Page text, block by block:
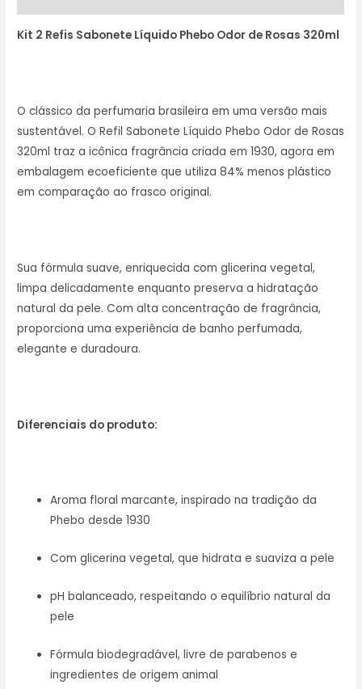
Kit 2 Refis Sabonete Líquido Phebo Odor de Rosas 320ml
O clássico da perfumaria brasileira em uma versão mais
sustentável. O Refil Sabonete Líquido Phebo Odor de Rosas
320ml traz a icônica fragrância criada em 1930, agora em
embalagem ecoeficiente que utiliza 84% menos plástico
em comparação ao frasco original.
Sua fórmula suave, enriquecida com glicerina vegetal,
limpa delicadamente enquanto preserva a hidratação
natural da pele. Com alta concentração de fragrância,
proporciona uma experiência de banho perfumada,
elegante e duradoura.
Diferenciais do produto:
Aroma floral marcante, inspirado na tradição da
Phebo desde 1930
Com glicerina vegetal, que hidrata e suaviza a pele
pH balanceado, respeitando o equilíbrio natural da
pele
Fórmula biodegradável, livre de parabenos e
ingredientes de origem animal